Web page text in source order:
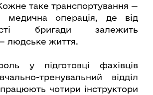
таке транспортування —
медична операція, де від
бригади залежить
людське життя.
у підготовці фахівців
тренувальний відділ
чотири інструктори